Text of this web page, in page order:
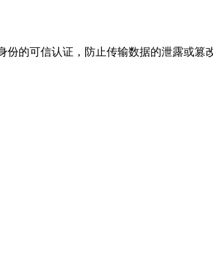
份的可信认证，防止传输数据的泄露或篡